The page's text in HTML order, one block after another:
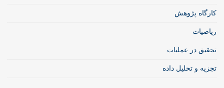
کارگاه پژوهش
ریاضیات
تحقیق در عملیات
تجزیه و تحلیل داده